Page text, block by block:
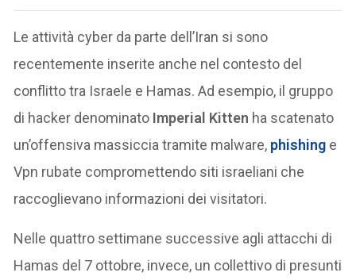
Le attività cyber da parte dell’Iran si sono
recentemente inserite anche nel contesto del
conflitto tra Israele e Hamas. Ad esempio, il gruppo
di hacker denominato Imperial Kitten ha scatenato
un’offensiva massiccia tramite malware, phishing e
Vpn rubate compromettendo siti israeliani che
raccoglievano informazioni dei visitatori.
Nelle quattro settimane successive agli attacchi di
Hamas del 7 ottobre, invece, un collettivo di presunti